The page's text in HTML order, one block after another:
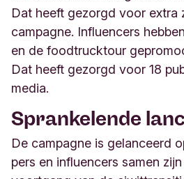
Dat heeft gezorgd voor extra
campagne. Influencers
en de foodtrucktour
Dat heeft gezorgd voor 18
media.
Sprankelende
De campagne is gelanceerd
pers en influencers samen